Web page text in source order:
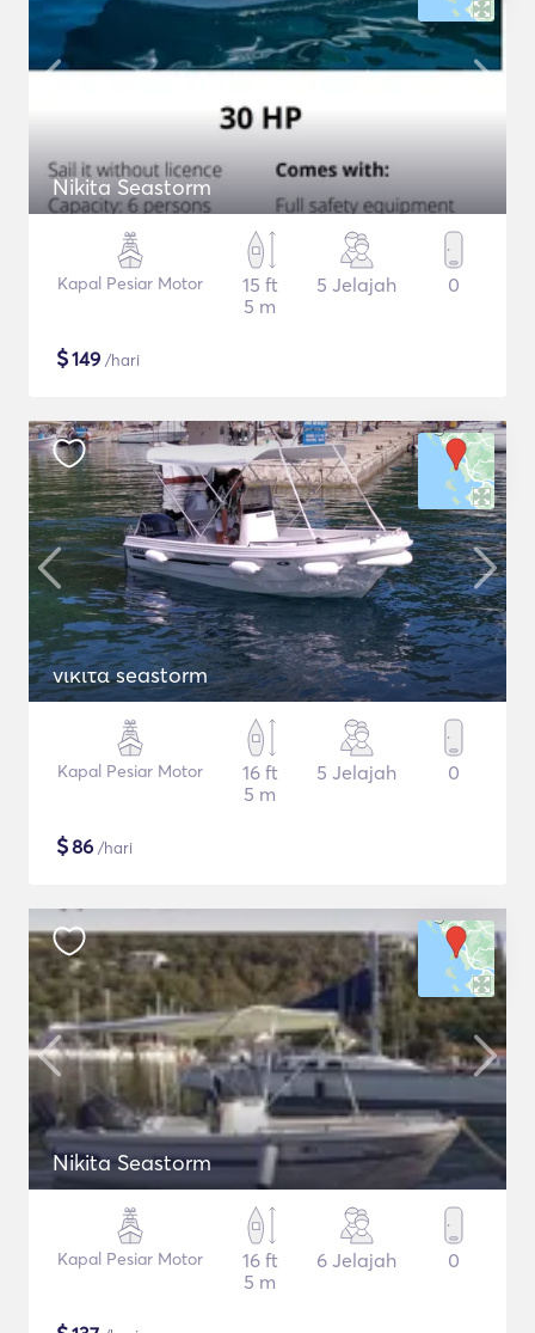
Nikita Seastorm
Kapal Pesiar Motor
15 ft
5 m
5 Jelajah 0
$149 /hari
νικιτα seastorm
Kapal Pesiar Motor
16 ft
5 m
5 Jelajah 0
$86 /hari
Nikita Seastorm
Kapal Pesiar Motor
16 ft
5 m
6 Jelajah 0